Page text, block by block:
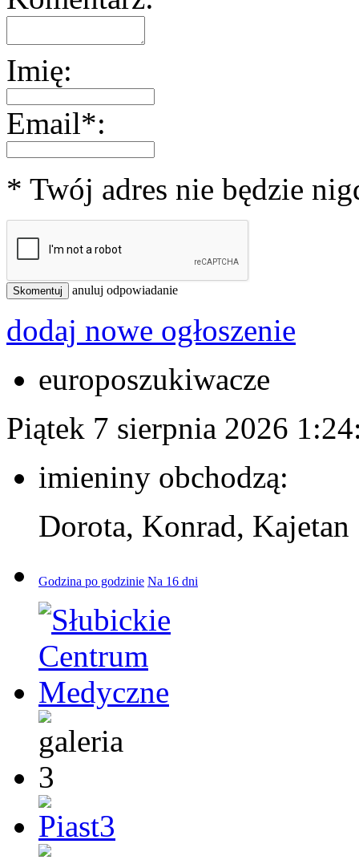
Imię:
Email*:
* Twój adres nie będzie
Skomentuj anuluj odpowiadanie
dodaj nowe ogłoszenie
europoszukiwacze
Piątek 7 sierpnia 2026
imieniny obchodzą:
Dorota, Konrad, Kajetan
Godzina po godzinie Na 16 dni